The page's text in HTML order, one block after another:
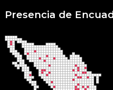
Presencia de